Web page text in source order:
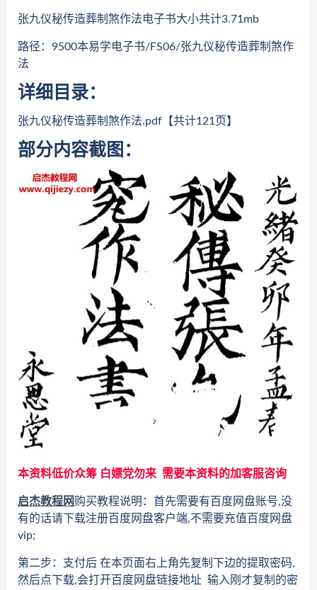
张九仪秘传造葬制煞作法电子书大小共计3.71mb
路径：9500本易学电子书/FS06/张九仪秘传造葬制煞作
法
详细目录：
张九仪秘传造葬制煞作法.pdf【共计121页】
部分内容截图：
本资料低价众筹 白嫖党勿来 需要本资料的加客服咨询
启杰教程网购买教程说明：首先需要有百度网盘账号,没
有的话请下载注册百度网盘客户端,不需要充值百度网盘
vip;
第二步：支付后 在本页面右上角先复制下边的提取密码,
然后点下载,会打开百度网盘链接地址 输入刚才复制的密